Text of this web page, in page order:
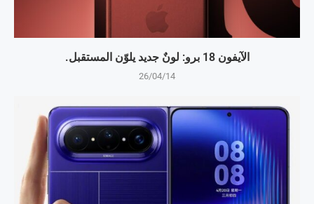
الآيفون 18 برو: لونٌ جديد يلوّن المستقبل.
26/04/14